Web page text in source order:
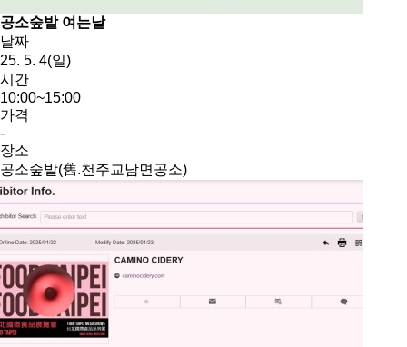
공소숲밭 여는날
날짜
25. 5. 4(일)
시간
10:00~15:00
가격
-
장소
공소숲밭(舊.천주교남면공소)